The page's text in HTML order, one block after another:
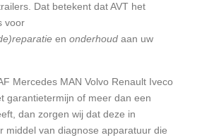
Dat betekent dat AVT het
voor
en onderhoud aan uw
Mercedes MAN Volvo Renault Iveco
garantietermijn of meer dan een
dan zorgen wij dat deze in
middel van diagnose apparatuur die